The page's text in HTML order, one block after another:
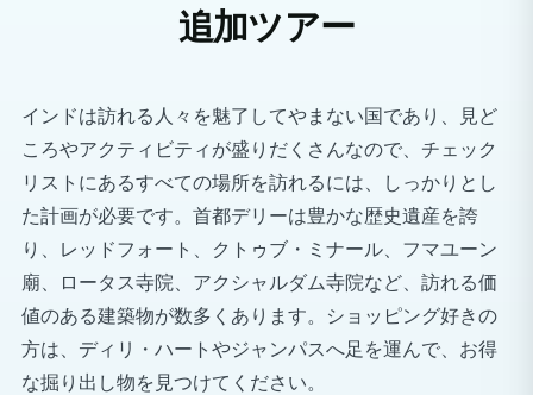
な医療アプローチについて多くの知見を得ることがで
資源の課題がどのように解決されているか、社会経済
的背景の異なる患者がどのように治療されているか、
そして公的医療と私的医療がどのように共存している
かを直接ご覧ください。
キャリアプロフィールを向上させましょう
インドでの国際インターンシップやオブザーバーシッ
プは、履歴書に貴重な国際経験を加え、適応力や異文
化理解力をアピールするのに役立ちます。
追加ツアー
インドは訪れる人々を魅了してやまない国であり、見ど
ころやアクティビティが盛りだくさんなので、チェック
リストにあるすべての場所を訪れるには、しっかりとし
た計画が必要です。首都デリーは豊かな歴史遺産を誇
り、レッドフォート、クトゥブ・ミナール、フマユーン
廟、ロータス寺院、アクシャルダム寺院など、訪れる価
値のある建築物が数多くあります。ショッピング好きの
方は、ディリ・ハートやジャンパスへ足を運んで、お得
な掘り出し物を見つけてください。